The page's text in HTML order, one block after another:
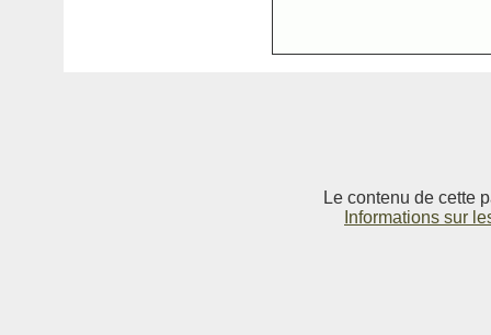
Le contenu de cette
Informations sur